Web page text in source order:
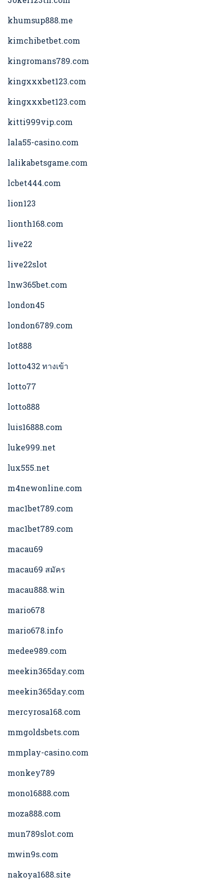
khumsup888.me
kimchibetbet.com
kingromans789.com
kingxxxbet123.com
kingxxxbet123.com
kitti999vip.com
lala55-casino.com
lalikabetsgame.com
lcbet444.com
lion123
lionth168.com
live22
live22slot
lnw365bet.com
london45
london6789.com
lot888
lotto432 ทางเข้า
lotto77
lotto888
luis16888.com
luke999.net
lux555.net
m4newonline.com
mac1bet789.com
mac1bet789.com
macau69
macau69 สมัคร
macau888.win
mario678
mario678.info
medee989.com
meekin365day.com
meekin365day.com
mercyrosa168.com
mmgoldsbets.com
mmplay-casino.com
monkey789
mono16888.com
moza888.com
mun789slot.com
mwin9s.com
nakoya1688.site